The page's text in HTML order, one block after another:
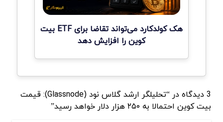
هک کولدکارد می‌تواند تقاضا برای ETF بیت
کوین را افزایش دهد
3 دیدگاه در “تحلیلگر ارشد گلاس نود (Glassnode): قیمت
بیت کوین احتمالا به ۲۵۰ هزار دلار خواهد رسید”